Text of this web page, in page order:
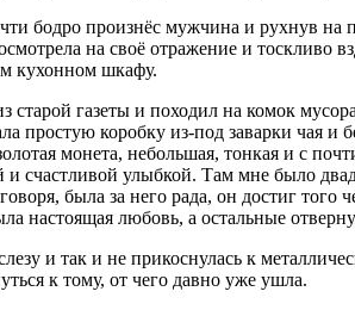
бодро произнёс мужчина и рухнув на
на своё отражение и тоскливо
кухонном шкафу.
старой газеты и походил на комок
простую коробку из-под заварки чая
монета, небольшая, тонкая и с
счастливой улыбкой. Там мне было
была за него рада, он достиг
настоящая любовь, а остальные
и так и не прикоснулась к
к тому, от чего давно уже ушла.